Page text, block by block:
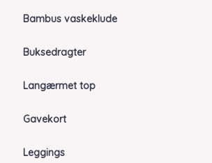
Bambus vaskeklude
Buksedragter
Langærmet top
Gavekort
Leggings